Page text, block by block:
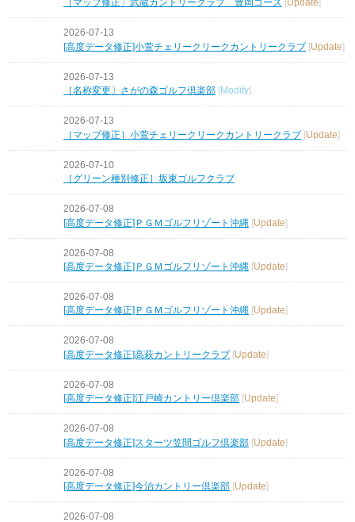
［マップ修正〕武蔵カントリークラブ 豊岡コース Update
2026-07-13
[高度データ修正]小萱チェリークリークカントリークラブ [Update]
2026-07-13
［名称変更〕さがの森ゴルフ倶楽部
Modify
2026-07-13
［マップ修正］小萱チェリークリークカントリークラブ [Update]
2026-07-10
［グリーン種別修正］坂東ゴルフクラブ
2026-07-08
[高度データ修正]ＰＧＭゴルフリゾート沖縄 [Update]
2026-07-08
[高度データ修正]ＰＧＭゴルフリゾート沖縄 [Update]
2026-07-08
[高度データ修正]ＰＧＭゴルフリゾート沖縄 Update
2026-07-08
[高度データ修正]高萩カントリークラブ [Update]
2026-07-08
[高度データ修正]江戸崎カントリー倶楽部 Update
2026-07-08
[高度データ修正]スターツ笠間ゴルフ倶楽部 [Update]
2026-07-08
[高度データ修正]今治カントリー倶楽部 Update
2026-07-08